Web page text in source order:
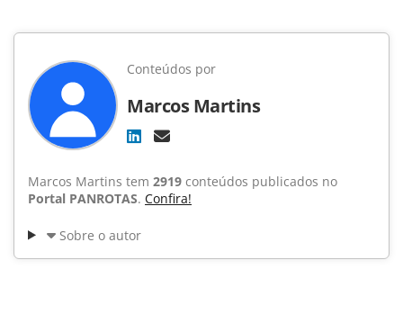
Conteúdos por
Marcos Martins
Marcos Martins tem 2919 conteúdos publicados no
Portal PANROTAS. Confira!
Sobre o autor